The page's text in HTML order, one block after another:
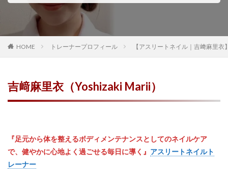
HOME トレーナープロフィール 【アスリートネイル｜吉﨑麻里
吉﨑麻里衣（Yoshizaki Marii）
『足元から体を整えるボディメンテナンスとしてのネイルケア
で、 健やかに心地よく過ごせる毎日に導く 』 アスリートネイルト
レーナー
福岡県
福島県
長崎県
長野県